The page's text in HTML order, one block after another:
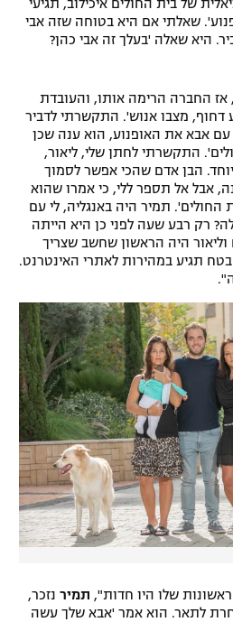
של בית החולים איכילוב, תגיעי
שאלתי אם היא בטוחה שזה אבי
היא שאלה 'בעלך זה אבי כהן?
אז החברה הרימה אותו, והעובדת
דחוף, מצבו אנוש'. התקשרתי לדביר
עם אבא את האופנוע, הוא ענה שכן
התקשרתי לחתן שלי, ליאור,
הבן אדם שהכי אפשר לסמוך
אבל אל תספר ללי, כי אמרו שהוא
החולים'. תמיר היה באנגליה, לי עם
רק רבע שעה לפני כן היא הייתה
וליאור היה הראשון שחשב שצריך
תגיע במהירות לאתרי האינטרנט.
שלו היו חדות", תמיר נזכר,
לתאר. הוא אמר 'אבא שלך עשה